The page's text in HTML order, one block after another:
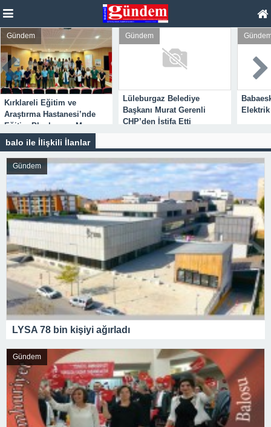
Gündem
Kırklareli Eğitim ve
Araştırma Hastanesi’nde
Eğitim Planlaması Masaya
Yatırıldı
Gündem
Lüleburgaz Belediye
Başkanı Murat Gerenli
CHP’den İstifa Etti
balo ile İlişkili İlanlar
Gündem
LYSA 78 bin kişiyi ağırladı
Gündem